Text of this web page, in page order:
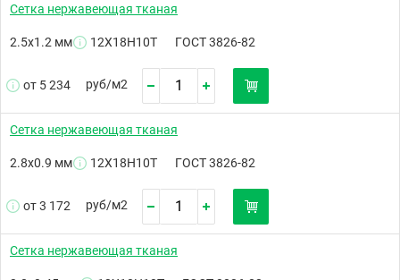
Сетка нержавеющая тканая
2.5х1.2 мм 12Х18Н10Т ГОСТ 3826-82
от 5 234 руб/м2
Сетка нержавеющая тканая
2.8х0.9 мм 12Х18Н10Т ГОСТ 3826-82
от 3 172 руб/м2
Сетка нержавеющая тканая